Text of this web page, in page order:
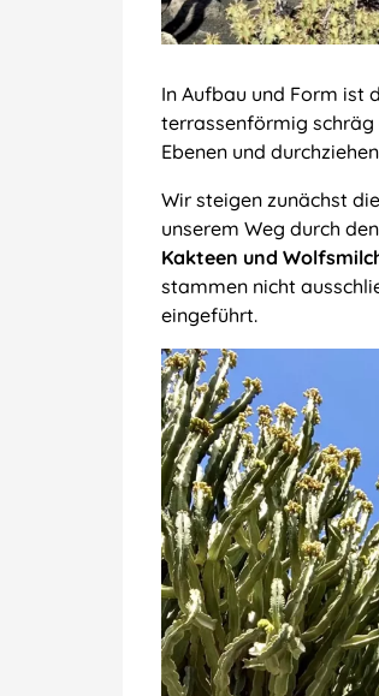
In Aufbau und Form ist
terrassenförmig schräg
Ebenen und
Wir steigen zunächst
unserem Weg durch
Kakteen und
stammen nicht
eingeführt.